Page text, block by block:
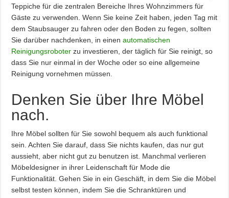
Teppiche für die zentralen Bereiche Ihres Wohnzimmers für
Gäste zu verwenden. Wenn Sie keine Zeit haben, jeden Tag mit
dem Staubsauger zu fahren oder den Boden zu fegen, sollten
Sie darüber nachdenken, in einenautomatischen
Reinigungsroboter zu investieren, der täglich für Sie reinigt, so
dass Sie nur einmal in der Woche oder so eine allgemeine
Reinigung vornehmen müssen.
Denken Sie über Ihre Möbel
nach.
Ihre Möbel sollten für Sie sowohl bequem als auch funktional
sein. Achten Sie darauf, dass Sie nichts kaufen, das nur gut
aussieht, aber nicht gut zu benutzen ist. Manchmal verlieren
Möbeldesigner in ihrer Leidenschaft für Mode die
Funktionalität. Gehen Sie in ein Geschäft, in dem Sie die Möbel
selbst testen können, indem Sie die Schranktüren und